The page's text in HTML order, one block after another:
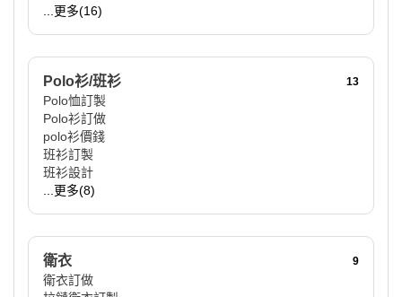
...更多(16)
Polo衫/班衫 13
Polo恤訂製
Polo衫訂做
polo衫價錢
班衫訂製
班衫設計
...更多(8)
衛衣 9
衛衣訂做